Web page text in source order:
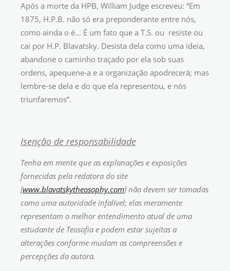
Após a morte da HPB, William Judge escreveu: “Em
1875, H.P.B. não só era preponderante entre nós,
como ainda o é… É um fato que a T.S. ou resiste ou
cai por H.P. Blavatsky. Desista dela como uma ideia,
abandone o caminho traçado por ela sob suas
ordens, apequene-a e a organização apodrecerá; mas
lembre-se dela e do que ela representou, e nós
triunfaremos”.
Isenção de responsabilidade
Tenha em mente que as explanações e exposições
fornecidas pela redatora do site
[www.blavatskytheosophy.com] não devem ser tomadas
como uma autoridade infalível; elas meramente
representam o melhor entendimento atual de uma
estudante de Teosofia e podem estar sujeitas a
alterações conforme mudam as compreensões e
percepções da autora.